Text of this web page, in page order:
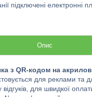
підключені електронні
Опис
з QR-кодом на
для реклами та
відгуків, для швидкої